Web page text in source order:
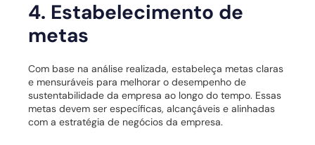
4. Estabelecimento de
metas
Com base na análise realizada, estabeleça metas claras
e mensuráveis ​​para melhorar o desempenho de
sustentabilidade da empresa ao longo do tempo. Essas
metas devem ser específicas, alcançáveis ​​e alinhadas
com a estratégia de negócios da empresa.